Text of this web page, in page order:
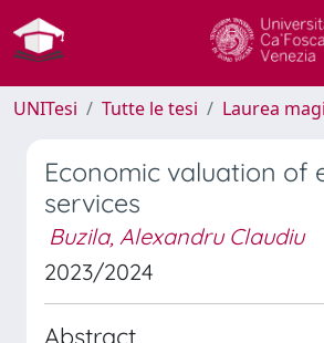
UNITesi Tutte le tesi Laurea
Economic valuation of
services
Buzila, Alexandru Claudiu
2023/2024
Abstract